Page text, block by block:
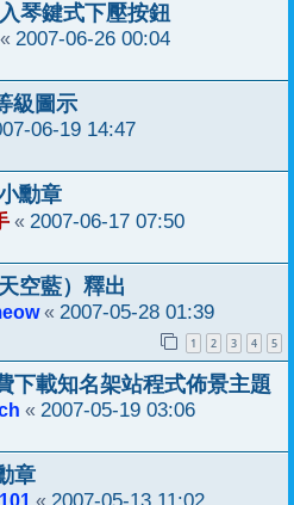
琴鍵式下壓按鈕
« 2007-06-26 00:04
級圖示
06-19 14:47
勳章
« 2007-06-17 07:50
空藍）釋出
« 2007-05-28 01:39
1 2 3 4 5
下載知名架站程式佈景主題
« 2007-05-19 03:06
章
« 2007-05-13 11:02